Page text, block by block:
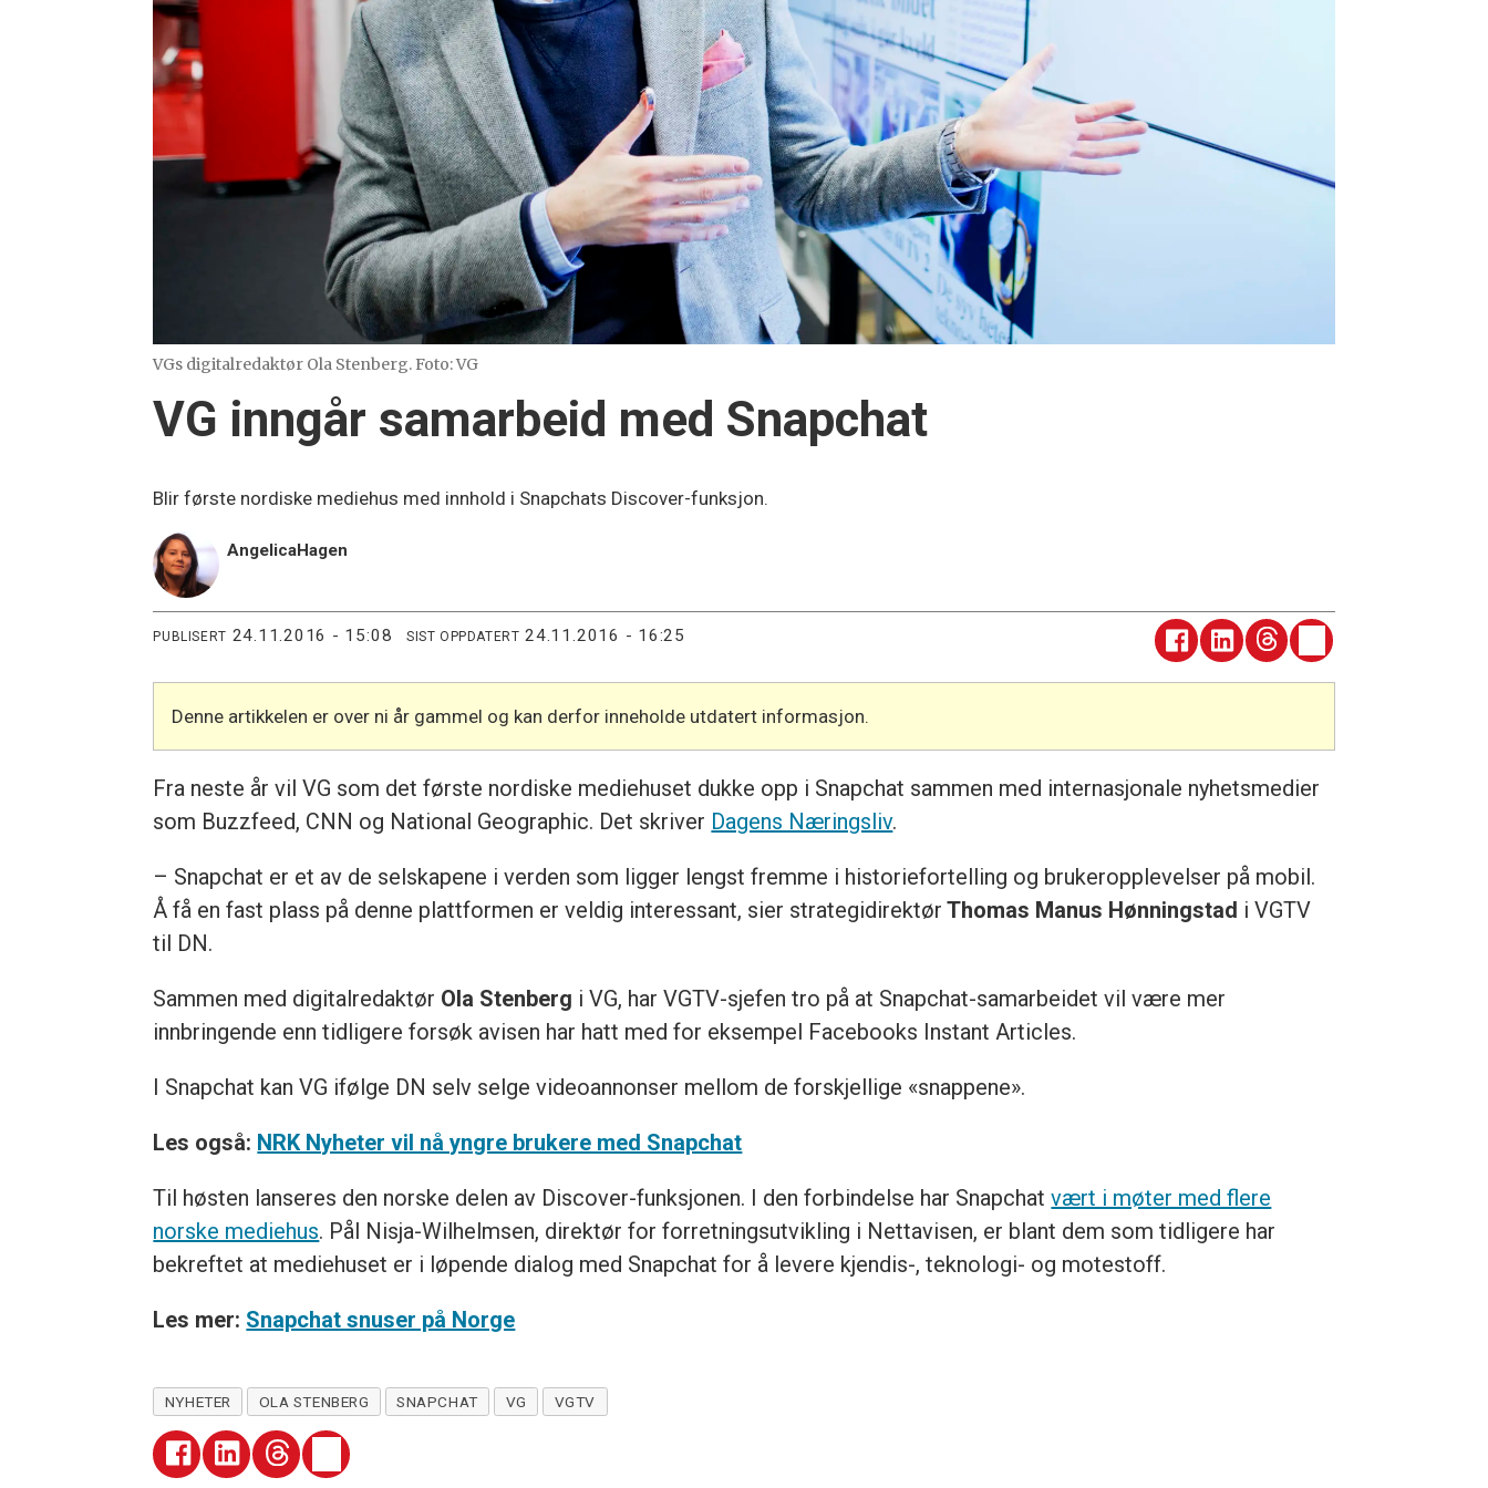
VGs digitalredaktør Ola Stenberg. Foto: VG
VG inngår samarbeid med Snapchat
Blir første nordiske mediehus med innhold i Snapchats Discover-funksjon.
AngelicaHagen
PUBLISERT 24.11.2016 - 15:08 SIST OPPDATERT 24.11.2016 - 16:25
Denne artikkelen er over ni år gammel og kan derfor inneholde utdatert informasjon.
Fra neste år vil VG som det første nordiske mediehuset dukke opp i Snapchat sammen med internasjonale nyhetsmedier
som Buzzfeed, CNN og National Geographic. Det skriver Dagens Næringsliv.
– Snapchat er et av de selskapene i verden som ligger lengst fremme i historiefortelling og brukeropplevelser på mobil.
Å få en fast plass på denne plattformen er veldig interessant, sier strategidirektør Thomas Manus Hønningstad i VGTV
til DN.
Sammen med digitalredaktør Ola Stenberg i VG, har VGTV-sjefen tro på at Snapchat-samarbeidet vil være mer
innbringende enn tidligere forsøk avisen har hatt med for eksempel Facebooks Instant Articles.
I Snapchat kan VG ifølge DN selv selge videoannonser mellom de forskjellige «snappene».
Les også: NRK Nyheter vil nå yngre brukere med Snapchat
Til høsten lanseres den norske delen av Discover-funksjonen. I den forbindelse har Snapchatvært i møter med flere
norske mediehus. Pål Nisja-Wilhelmsen, direktør for forretningsutvikling i Nettavisen, er blant dem som tidligere har
bekreftet at mediehuset er i løpende dialog med Snapchat for å levere kjendis-, teknologi- og motestoff.
Les mer: Snapchat snuser på Norge
NYHETER OLA STENBERG SNAPCHAT VG VGTV